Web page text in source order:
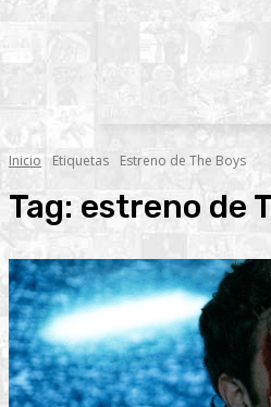
Inicio Etiquetas Estreno de The Boys
Tag: estreno de